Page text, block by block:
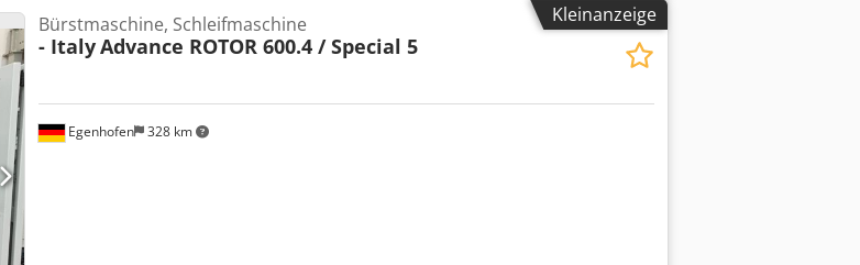
Kleinanzeige
Egenhofen 328 km
Bürstmaschine, Schleifmaschine
- ItalyAdvance ROTOR 600.4 / Special 5